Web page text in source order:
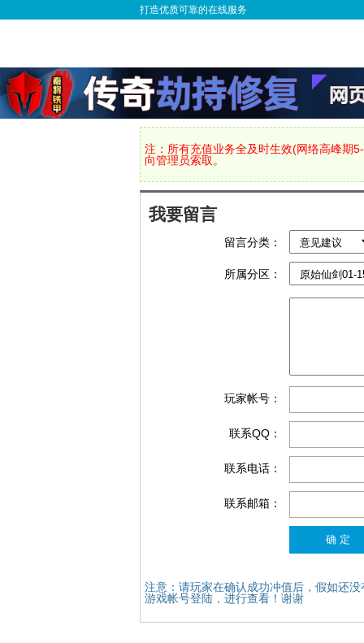
打造优质可靠的在线服务
注：所有充值业务全及时生效(网络高峰期
向管理员索取。
我要留言
留言分类：
所属分区：
玩家帐号：
联系QQ：
联系电话：
联系邮箱：
注意：请玩家在确认成功冲值后，假如还
游戏帐号登陆，进行查看！谢谢